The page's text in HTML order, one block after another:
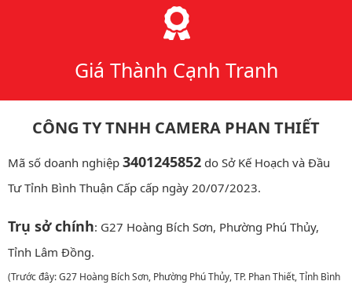
Giá Thành Cạnh Tranh
CÔNG TY TNHH CAMERA PHAN THIẾT
Mã số doanh nghiệp 3401245852 do Sở Kế Hoạch và Đầu
Tư Tỉnh Bình Thuận Cấp cấp ngày 20/07/2023.
Trụ sở chính: G27 Hoàng Bích Sơn, Phường Phú Thủy,
Tỉnh Lâm Đồng.
(Trước đây: G27 Hoàng Bích Sơn, Phường Phú Thủy, TP. Phan Thiết, Tỉnh Bình